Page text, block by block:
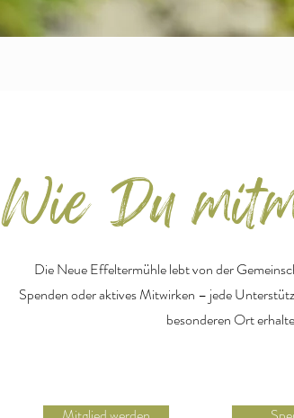
Wie Du
Die Neue Effeltermühle lebt von der
Spenden oder aktives Mitwirken – jede
besonderen Ort